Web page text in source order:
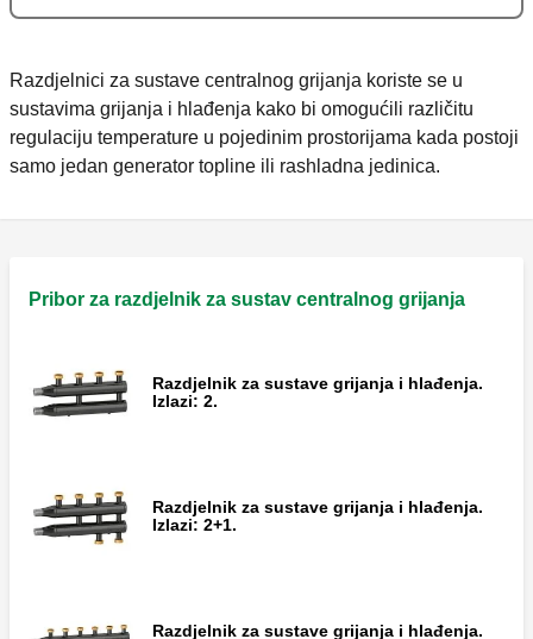
Razdjelnici za sustave centralnog grijanja koriste se u
sustavima grijanja i hlađenja kako bi omogućili različitu
regulaciju temperature u pojedinim prostorijama kada postoji
samo jedan generator topline ili rashladna jedinica.
Pribor za razdjelnik za sustav centralnog grijanja
Razdjelnik za sustave grijanja i hlađenja.
Izlazi: 2.
Razdjelnik za sustave grijanja i hlađenja.
Izlazi: 2+1.
Razdjelnik za sustave grijanja i hlađenja.